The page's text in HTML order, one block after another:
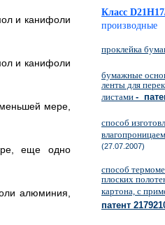
и канифоли
и канифоли
мере,
еще одно
алюминия,
Класс
производные
проклейка
бумажные
ленты для
листами -
способ
(27.07.2007)
способ
плоских
картона, с
патент